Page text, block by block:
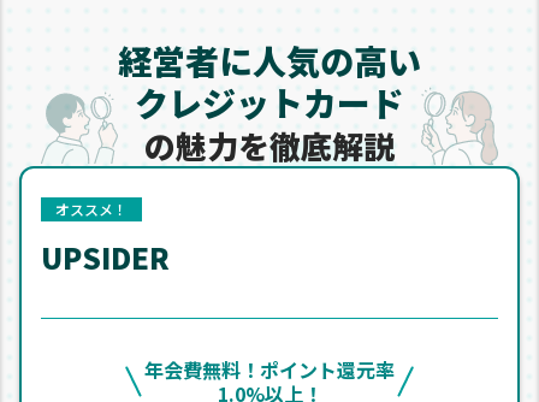
経営者に人気の高い
クレジットカード
の魅力を徹底解説
オススメ！
UPSIDER
年会費無料！ポイント還元率
1.0%以上！